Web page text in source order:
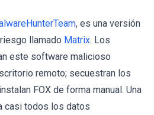
, es una versión
llamado Matrix. Los
este software malicioso
remoto; secuestran los
FOX de forma manual. Una
casi todos los datos